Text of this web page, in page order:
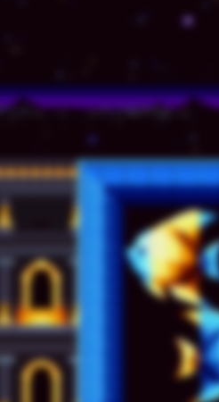
© TSSZ News LLC 1999-2020